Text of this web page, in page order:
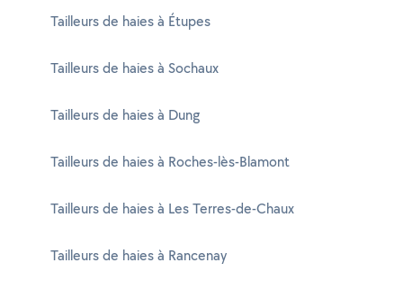
Tailleurs de haies à Étupes
Tailleurs de haies à Sochaux
Tailleurs de haies à Dung
Tailleurs de haies à Roches-lès-Blamont
Tailleurs de haies à Les Terres-de-Chaux
Tailleurs de haies à Rancenay